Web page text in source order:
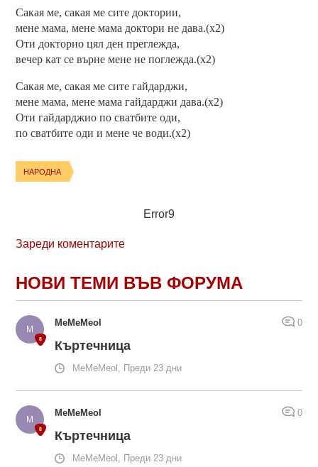
Сакая ме, сакая ме сите доктории,
мене мама, мене мама доктори не дава.(x2)
Оти докторио цял ден преглежда,
вечер кат се върне мене не поглежда.(x2)
Сакая ме, сакая ме сите гайдарджи,
мене мама, мене мама гайдарджи дава.(x2)
Оти гайдарджио по сватбите оди,
по сватбите оди и мене че води.(x2)
НАРОДНА
Error9
Зареди коментарите
НОВИ ТЕМИ ВЪВ ФОРУМА
MeMeMeol 0
Къртечница
MeMeMeol, Преди 23 дни
MeMeMeol 0
Къртечница
MeMeMeol, Преди 23 дни